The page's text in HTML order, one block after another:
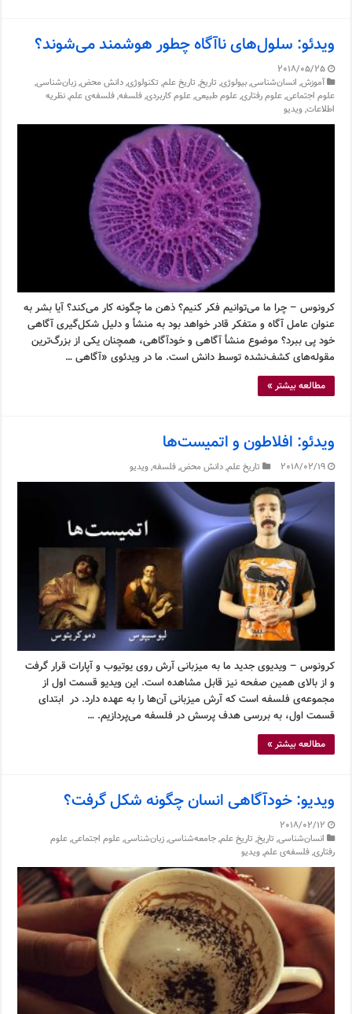
ویدئو: سلول‌های ناآگاه چطور هوشمند می‌شوند؟
2018/05/25
آموزش, انسان‌شناسی,بیولوژی, تاریخ, تاریخ علم, تکنولوژی,دانش محض,زبان‌شناسی,
علوم اجتماعی,علوم رفتاری,علوم طبیعی,علوم کاربردی,فلسفه,فلسفه‌ی علم,نظریه
اطلاعات,ویدیو
کرونوس – چرا ما می‌توانیم فکر کنیم؟ ذهن ما چگونه کار می‌کند؟ آیا بشر به
عنوان عامل آگاه و متفکر قادر خواهد بود به منشأ و دلیل شکل‌گیری آگاهی
خود پی ببرد؟ موضوع منشأ آگاهی و خودآگاهی، همچنان یکی از بزرگ‌ترین
مقوله‌های کشف‌نشده توسط دانش است. ما در ویدئوی «آگاهی …
مطالعه بیشتر »
ویدئو: افلاطون و اتمیست‌ها
2018/02/19 تاریخ علم,دانش محض,فلسفه,ویدیو
کرونوس – ویدیوی جدید ما به میزبانی آرش روی یوتیوب و آپارات قرار گرفت
و از بالای همین صفحه نیز قابل مشاهده است. این ویدیو قسمت اول از
مجموعه‌ی فلسفه است که آرش میزبانی آن‌ها را به عهده دارد. در ابتدای
قسمت اول، به بررسی هدف پرسش در فلسفه می‌پردازیم. …
مطالعه بیشتر »
ویدیو: خودآگاهی انسان چگونه شکل گرفت؟
2018/02/12
انسان‌شناسی, تاریخ, تاریخ علم,جامعه‌شناسی,زبان‌شناسی,علوم اجتماعی,علوم
رفتاری,فلسفه‌ی علم,ویدیو